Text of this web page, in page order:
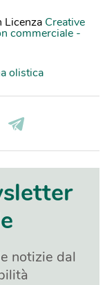
Licenza Creative
commerciale -
olistica
notizie dal